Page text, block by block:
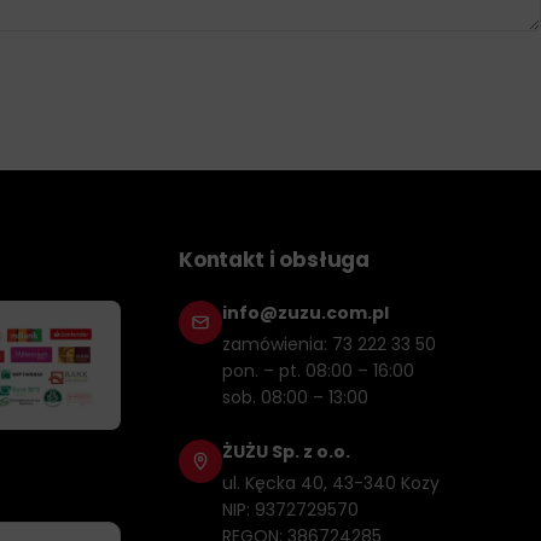
Kontakt i obsługa
info@zuzu.com.pl
zamówienia: 73 222 33 50
pon. – pt. 08:00 – 16:00
sob. 08:00 – 13:00
ŻUŻU Sp. z o.o.
ul. Kęcka 40, 43-340 Kozy
NIP: 9372729570
REGON: 386724285